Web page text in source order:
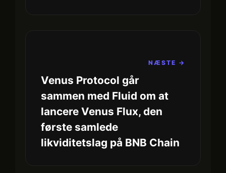
NÆSTE →
Venus Protocol går
sammen med Fluid om at
lancere Venus Flux, den
første samlede
likviditetslag på BNB Chain